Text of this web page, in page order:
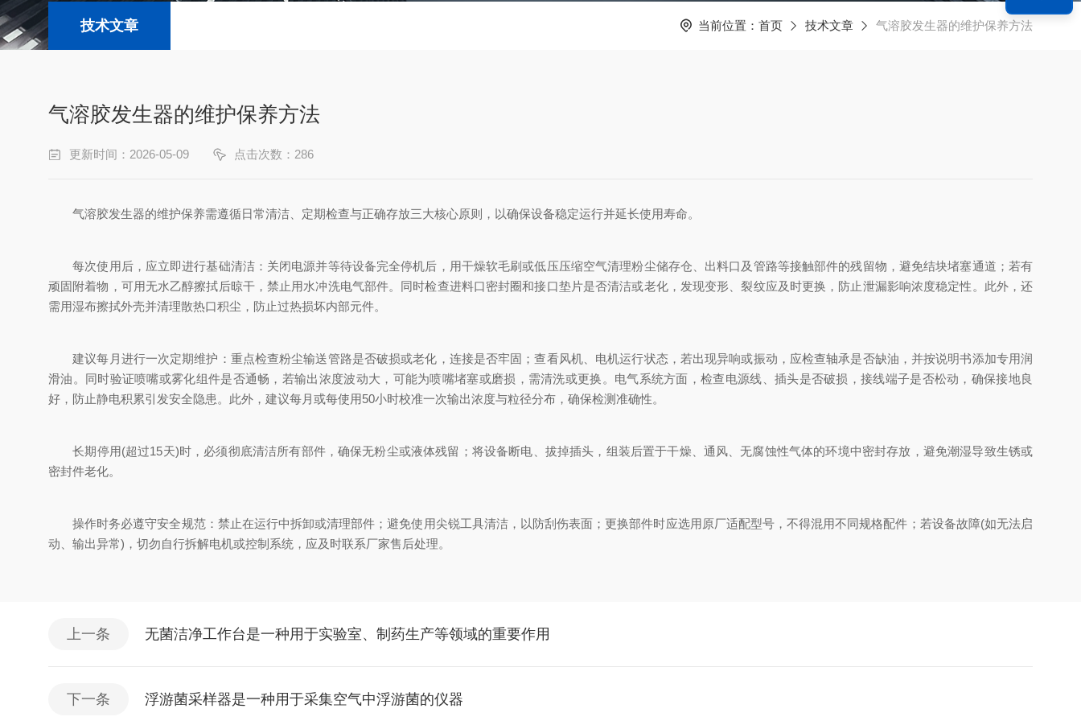
技术文章 当前位置： 首页 技术文章 气溶胶发生器的维护保养方法
气溶胶发生器的维护保养方法
更新时间：2026-05-09 点击次数：286
气溶胶发生器的维护保养需遵循日常清洁、定期检查与正确存放三大核心原则‌，以确保设备稳定运行并延长使用寿命。
每次使用后，应立即进行基础清洁：关闭电源并等待设备完全停机后，用干燥软毛刷或低压压缩空气清理粉尘储存仓、出料口及管路等接触部件的残留物，避免结块堵塞通道；若有
顽固附着物，可用无水乙醇擦拭后晾干，禁止用水冲洗电气部件。同时检查进料口密封圈和接口垫片是否清洁或老化，发现变形、裂纹应及时更换，防止泄漏影响浓度稳定性。此外，还
需用湿布擦拭外壳并清理散热口积尘，防止过热损坏内部元件。
建议每月进行一次定期维护：重点检查粉尘输送管路是否破损或老化，连接是否牢固；查看风机、电机运行状态，若出现异响或振动，应检查轴承是否缺油，并按说明书添加专用润
滑油。同时验证喷嘴或雾化组件是否通畅，若输出浓度波动大，可能为喷嘴堵塞或磨损，需清洗或更换。电气系统方面，检查电源线、插头是否破损，接线端子是否松动，确保接地良
好，防止静电积累引发安全隐患。此外，建议每月或每使用50小时校准一次输出浓度与粒径分布，确保检测准确性。
长期停用(超过15天)时，必须彻底清洁所有部件，确保无粉尘或液体残留；将设备断电、拔掉插头，组装后置于干燥、通风、无腐蚀性气体的环境中密封存放，避免潮湿导致生锈或
密封件老化。
操作时务必遵守安全规范：禁止在运行中拆卸或清理部件；避免使用尖锐工具清洁，以防刮伤表面；更换部件时应选用原厂适配型号，不得混用不同规格配件；若设备故障(如无法启
动、输出异常)，切勿自行拆解电机或控制系统，应及时联系厂家售后处理。
上一条 无菌洁净工作台是一种用于实验室、制药生产等领域的重要作用
下一条 浮游菌采样器是一种用于采集空气中浮游菌的仪器